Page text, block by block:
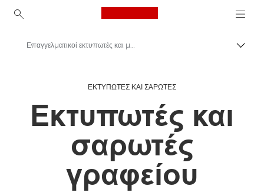
Canon Logo, back to
Λύσεις και υπηρεσίες
Επαγγελματικά προϊόντα
Επαγγελματικοί εκτυπωτές και μηχανήματα φαξ
ΕΚΤΥΠΩΤΕΣ ΚΑΙ ΣΑΡΩΤΕΣ
Εκτυπωτές και
σαρωτές
γραφείου